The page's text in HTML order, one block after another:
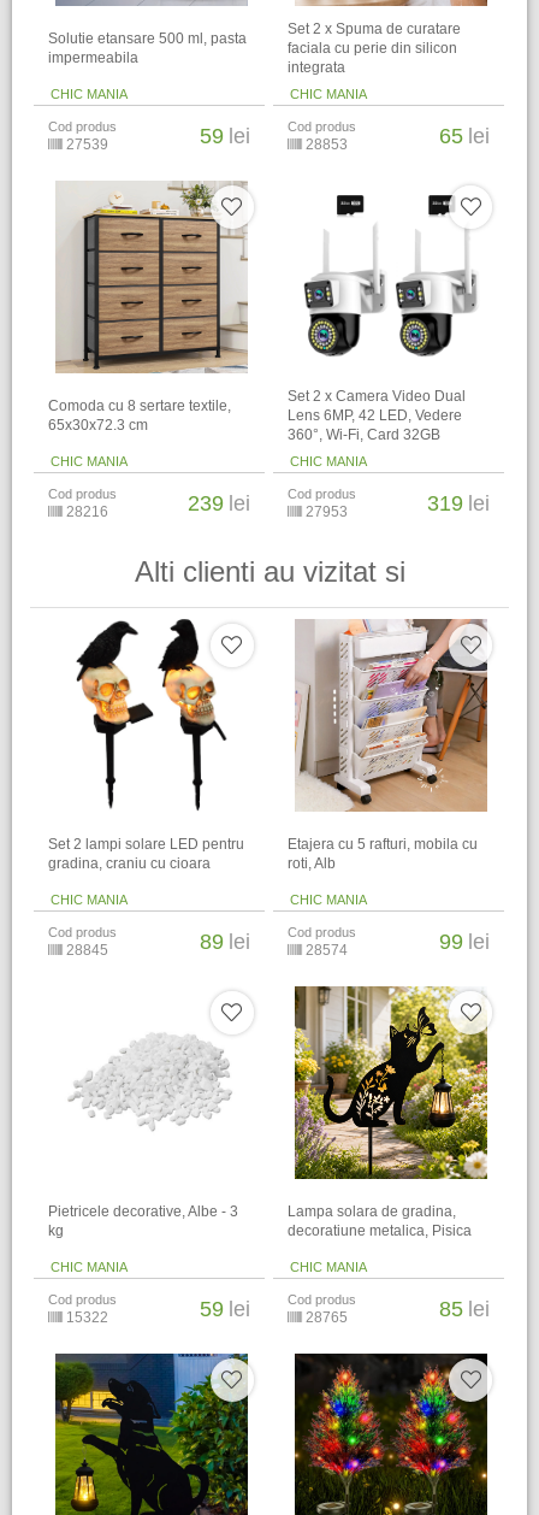
Solutie etansare 500 ml, pasta
impermeabila
CHIC MANIA
Cod produs
27539 59 lei
Set 2 x Spuma de curatare
faciala cu perie din silicon
integrata
CHIC MANIA
Cod produs
28853 65 lei
Comoda cu 8 sertare textile,
65x30x72.3 cm
CHIC MANIA
Cod produs
28216 239 lei
Set 2 x Camera Video Dual
Lens 6MP, 42 LED, Vedere
360°, Wi-Fi, Card 32GB
CHIC MANIA
Cod produs
27953 319 lei
Alti clienti au vizitat si
Set 2 lampi solare LED pentru
gradina, craniu cu cioara
CHIC MANIA
Cod produs
28845 89 lei
Etajera cu 5 rafturi, mobila cu
roti, Alb
CHIC MANIA
Cod produs
28574 99 lei
Pietricele decorative, Albe - 3
kg
CHIC MANIA
Cod produs
15322 59 lei
Lampa solara de gradina,
decoratiune metalica, Pisica
CHIC MANIA
Cod produs
28765 85 lei